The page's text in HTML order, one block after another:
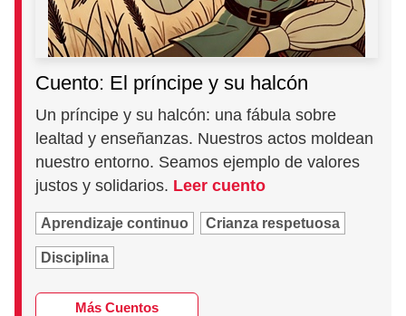
Cuento: El príncipe y su halcón
Un príncipe y su halcón: una fábula sobre
lealtad y enseñanzas. Nuestros actos moldean
nuestro entorno. Seamos ejemplo de valores
justos y solidarios. Leer cuento
Aprendizaje continuo Crianza respetuosa
Disciplina
Más Cuentos